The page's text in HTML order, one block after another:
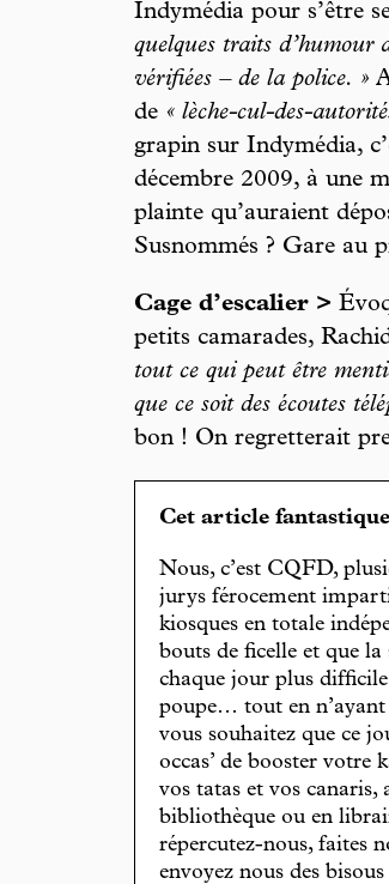
Indymédia pour s’être
quelques traits d’humour
vérifiées – de la police. »
de « lèche-cul-des-
grapin sur Indymédia,
décembre 2009, à une
plainte qu’auraient
Susnommés ? Gare au
Cage d’escalier >
petits camarades,
tout ce qui peut être
que ce soit des écoutes
bon ! On regretterait
Cet article
Nous, c’est CQFD,
jurys férocement
kiosques en totale
bouts de ficelle et que
chaque jour plus
poupe… tout en n’ayant
vous souhaitez que ce
occas’ de booster votre
vos tatas et vos canaris,
bibliothèque ou en
répercutez-nous, faites
envoyez nous des